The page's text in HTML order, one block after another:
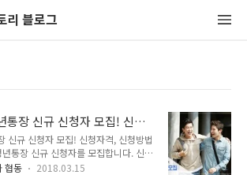
리 블로그
통장 신규 신청자 모집! 신청
!
신규 신청자 모집! 신청자격, 신청방법
통장 신규 신청자를 모집합니다. 신청
주세요~^^ 「희망두배 청년통장」이
협동 2018.03.15